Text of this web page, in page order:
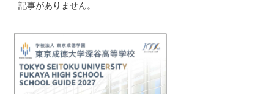
記事がありません。